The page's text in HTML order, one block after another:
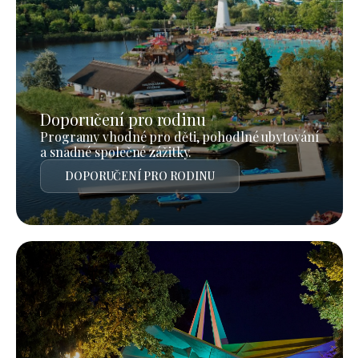
Doporučení pro rodinu
Programy vhodné pro děti, pohodlné ubytování
a snadné společné zážitky.
DOPORUČENÍ PRO RODINU